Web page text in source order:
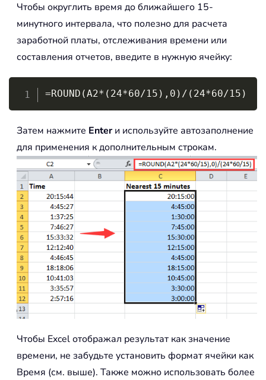
Чтобы округлить время до ближайшего 15-
минутного интервала, что полезно для расчета
заработной платы, отслеживания времени или
составления отчетов, введите в нужную ячейку:
=ROUND(A2*(24*60/15),0)/(24*60/15)
Copy
Затем нажмите Enterи используйте автозаполнение
для применения к дополнительным строкам.
Чтобы Excel отображал результат как значение
времени, не забудьте установить формат ячейки как
Время (см. выше). Также можно использовать более